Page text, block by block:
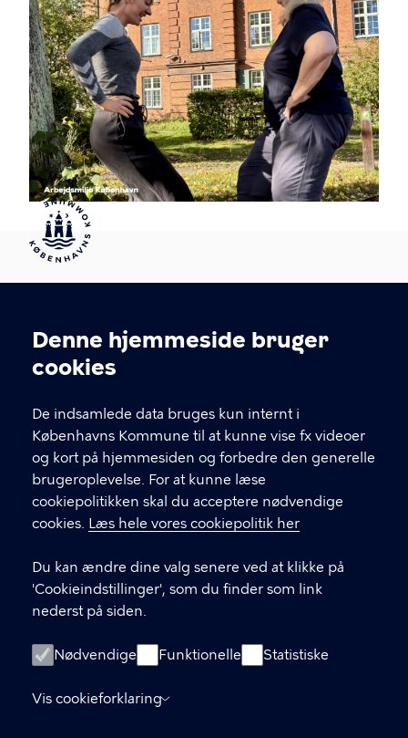
Cookieindstillinger
Denne hjemmeside bruger
cookies
De indsamlede data bruges kun internt i
Københavns Kommune til at kunne vise fx videoer
og kort på hjemmesiden og forbedre den generelle
brugeroplevelse. For at kunne læse
cookiepolitikken skal du acceptere nødvendige
cookies. Læs hele vores cookiepolitik her
Du kan ændre dine valg senere ved at klikke på
'Cookieindstillinger', som du finder som link
nederst på siden.
Nødvendige Funktionelle Statistiske
Vis cookieforklaring
KONTAKT
amk@kk.dk
33 66 57 66
EAN-nummer 5798009288066
LINKS
Hotlines
Følg os på LinkedIn
Tilmeld dig vores nyhedsbrev